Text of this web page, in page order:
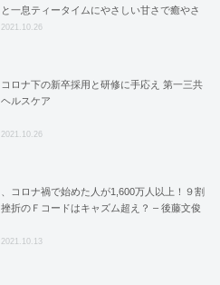
と一息ティータイムにやさしい甘さで癒やさ
れてみては？
2021.10.26
コロナ下の新卒採用と研修に手応え 第一三共
ヘルスケア
2021.10.26
、コロナ禍で始めた人が1,600万人以上！９割
挫折のＦコードはキャズム超え？ – 後藤文俊
2021.10.13